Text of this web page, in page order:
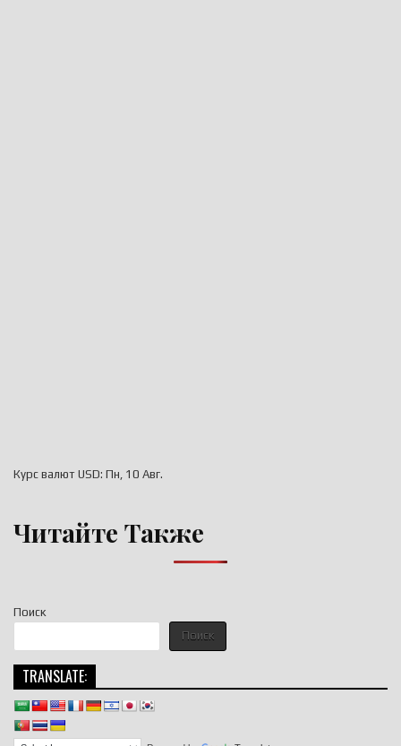
Поиск
Поиск
TRANSLATE:
Курс валют USD: Пн, 10 Авг.
Читайте Также